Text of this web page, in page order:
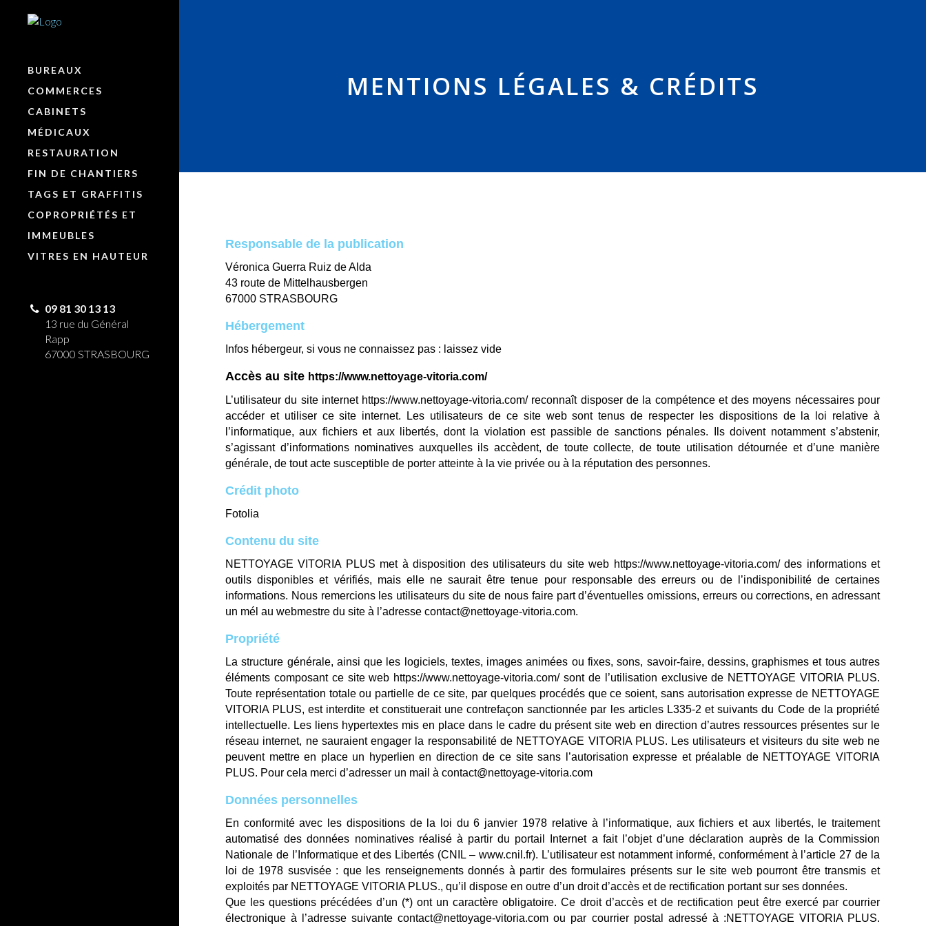
BUREAUX
COMMERCES
CABINETS
MÉDICAUX
RESTAURATION
FIN DE CHANTIERS
TAGS ET GRAFFITIS
COPROPRIÉTÉS ET
IMMEUBLES
VITRES EN HAUTEUR
09 81 30 13 13
13 rue du Général
Rapp
67000 STRASBOURG
MENTIONS LÉGALES & CRÉDITS
Responsable de la publication
Véronica Guerra Ruiz de Alda
43 route de Mittelhausbergen
67000 STRASBOURG
Hébergement
Infos hébergeur, si vous ne connaissez pas : laissez vide
Accès au site https://www.nettoyage-vitoria.com/
L’utilisateur du site internet https://www.nettoyage-vitoria.com/ reconnaît disposer de la compétence et des moyens nécessaires pour
accéder et utiliser ce site internet. Les utilisateurs de ce site web sont tenus de respecter les dispositions de la loi relative à
l’informatique, aux fichiers et aux libertés, dont la violation est passible de sanctions pénales. Ils doivent notamment s’abstenir,
s’agissant d’informations nominatives auxquelles ils accèdent, de toute collecte, de toute utilisation détournée et d’une manière
générale, de tout acte susceptible de porter atteinte à la vie privée ou à la réputation des personnes.
Crédit photo
Fotolia
Contenu du site
NETTOYAGE VITORIA PLUS met à disposition des utilisateurs du site web https://www.nettoyage-vitoria.com/des informations et
outils disponibles et vérifiés, mais elle ne saurait être tenue pour responsable des erreurs ou de l’indisponibilité de certaines
informations. Nous remercions les utilisateurs du site de nous faire part d’éventuelles omissions, erreurs ou corrections, en adressant
un mél au webmestre du site à l’adresse contact@nettoyage-vitoria.com.
Propriété
La structure générale, ainsi que les logiciels, textes, images animées ou fixes, sons, savoir-faire, dessins, graphismes et tous autres
éléments composant ce site web https://www.nettoyage-vitoria.com/sont de l’utilisation exclusive de NETTOYAGE VITORIA PLUS.
Toute représentation totale ou partielle de ce site, par quelques procédés que ce soient, sans autorisation expresse de NETTOYAGE
VITORIA PLUS, est interdite et constituerait une contrefaçon sanctionnée par les articles L335-2 et suivants du Code de la propriété
intellectuelle. Les liens hypertextes mis en place dans le cadre du présent site web en direction d’autres ressources présentes sur le
réseau internet, ne sauraient engager la responsabilité de NETTOYAGE VITORIA PLUS. Les utilisateurs et visiteurs du site web ne
peuvent mettre en place un hyperlien en direction de ce site sans l’autorisation expresse et préalable de NETTOYAGE VITORIA
PLUS. Pour cela merci d’adresser un mail à contact@nettoyage-vitoria.com
Données personnelles
En conformité avec les dispositions de la loi du 6 janvier 1978 relative à l’informatique, aux fichiers et aux libertés, le traitement
automatisé des données nominatives réalisé à partir du portail Internet a fait l’objet d’une déclaration auprès de la Commission
Nationale de l’Informatique et des Libertés (CNIL – www.cnil.fr). L’utilisateur est notamment informé, conformément à l’article 27 de la
loi de 1978 susvisée : que les renseignements donnés à partir des formulaires présents sur le site web pourront être transmis et
exploités par NETTOYAGE VITORIA PLUS., qu’il dispose en outre d’un droit d’accès et de rectification portant sur ses données.
Que les questions précédées d’un (*) ont un caractère obligatoire. Ce droit d’accès et de rectification peut être exercé par courrier
électronique à l’adresse suivantecontact@nettoyage-vitoria.com ou par courrier postal adressé à :NETTOYAGE VITORIA PLUS.